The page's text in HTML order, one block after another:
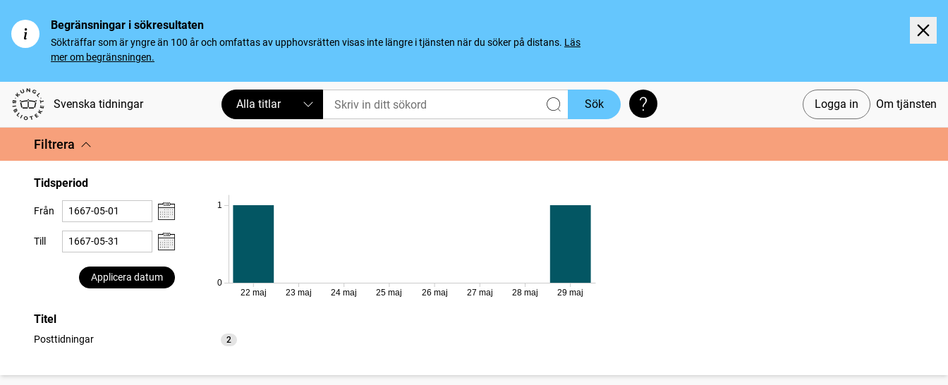
Begränsningar i sökresultaten
Sökträffar som är yngre än 100 år och omfattas av upphovsrätten visas inte längre i tjänsten när du söker på distans. Läs
mer om begränsningen.
Svenska tidningar Logga in Om tjänsten
Alla titlar Sök Söktips
Filtrera
Tidsperiod
Från
Till
Applicera datum
0
1
22 maj 23 maj 24 maj 25 maj 26 maj 27 maj 28 maj 29 maj
Titel
Posttidningar 2
träffar